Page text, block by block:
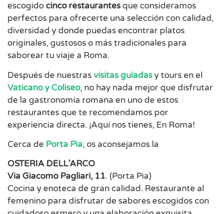
escogidocinco restaurantesque consideramos
perfectos para ofrecerte una selección con calidad,
diversidad y donde puedas encontrar platos
originales, gustosos o más tradicionales para
saborear tu viaje a Roma.
Después de nuestrasvisitas guiadasy tours en el
Vaticano y Coliseo, no hay nada mejor que disfrutar
de la gastronomía romana en uno de estos
restaurantes que te recomendamos por
experiencia directa. ¡Aquí nos tienes, En Roma!
Cerca de Porta Pia, os aconsejamos la
OSTERIA DELL’ARCO
Via Giacomo Pagliari, 11. (Porta Pia)
Cocina y enoteca de gran calidad. Restaurante al
femenino para disfrutar de sabores escogidos con